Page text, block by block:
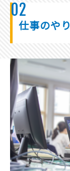
02
仕事のや